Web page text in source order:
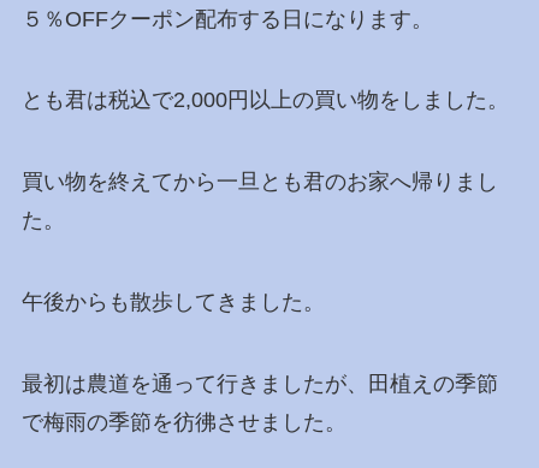
５％OFFクーポン配布する日になります。
とも君は税込で2,000円以上の買い物をしました。
買い物を終えてから一旦とも君のお家へ帰りまし
た。
午後からも散歩してきました。
最初は農道を通って行きましたが、田植えの季節
で梅雨の季節を彷彿させました。